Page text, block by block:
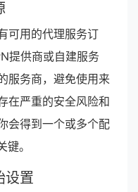
可用的代理服务订
提供商或自建服务
服务商，避免使用来
在严重的安全风险和
会得到一个或多个配
。
设置